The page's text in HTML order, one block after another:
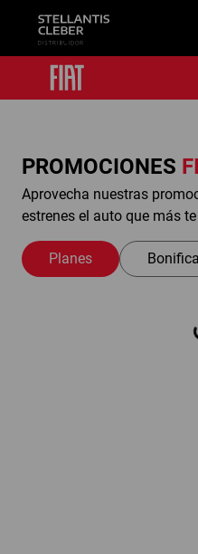
PROMOCIONES
Aprovecha nuestras
estrenes el auto que más
Planes